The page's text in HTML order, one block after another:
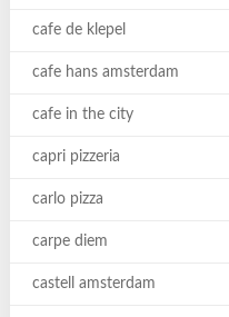
cafe de klepel
cafe hans amsterdam
cafe in the city
capri pizzeria
carlo pizza
carpe diem
castell amsterdam